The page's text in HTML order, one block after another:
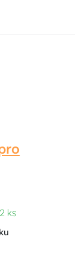
ks